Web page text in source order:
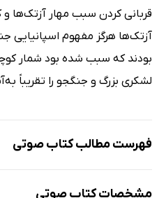
قربانی کردن سبب مهار آزتک‌ها و
آزتک‌ها هرگز مفهوم اسپانیایی
بودند که سبب شده بود شمار
لشکری بزرگ و جنگجو را تقریباً
فهرست مطالب کتاب صوتی
نمونه‌ی 1
مشخصات کتاب صوتی